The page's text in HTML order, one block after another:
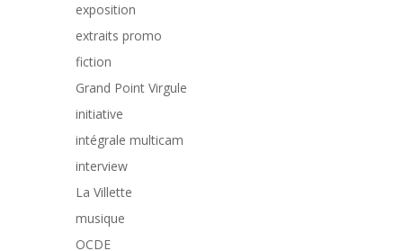
exposition
extraits promo
fiction
Grand Point Virgule
initiative
intégrale multicam
interview
La Villette
musique
OCDE